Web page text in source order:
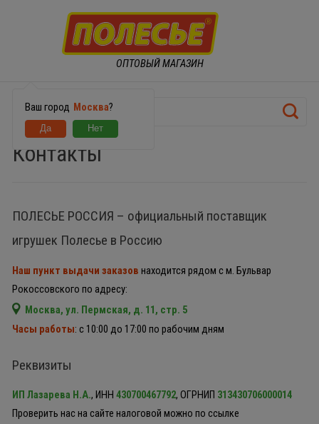
ОПТОВЫЙ МАГАЗИН
Ваш город Москва?
Контакты
ПОЛЕСЬЕ РОССИЯ – официальный поставщик
игрушек Полесье в Россию
Наш пункт выдачи заказов находится рядом с м. Бульвар
Рокоссовского по адресу:
Москва, ул. Пермская, д. 11, стр. 5
Часы работы: с 10:00 до 17:00 по рабочим дням
Реквизиты
ИП Лазарева Н.А., ИНН 430700467792, ОГРНИП 313430706000014
Проверить нас на сайте налоговой можно по ссылке